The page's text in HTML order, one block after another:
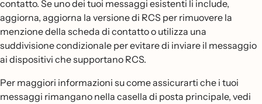
contatto. Se uno dei tuoi messaggi esistenti li include,
aggiorna, aggiorna la versione di RCS per rimuovere la
menzione della scheda di contatto o utilizza una
suddivisione condizionale per evitare di inviare il messaggio
ai dispositivi che supportano RCS.
Per maggiori informazioni su come assicurarti che i tuoi
messaggi rimangano nella casella di posta principale, vedi